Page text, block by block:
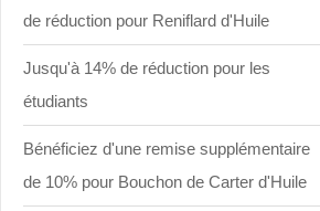
de réduction pour Reniflard d'Huile
Jusqu'à 14% de réduction pour les
étudiants
Bénéficiez d'une remise supplémentaire
de 10% pour Bouchon de Carter d'Huile